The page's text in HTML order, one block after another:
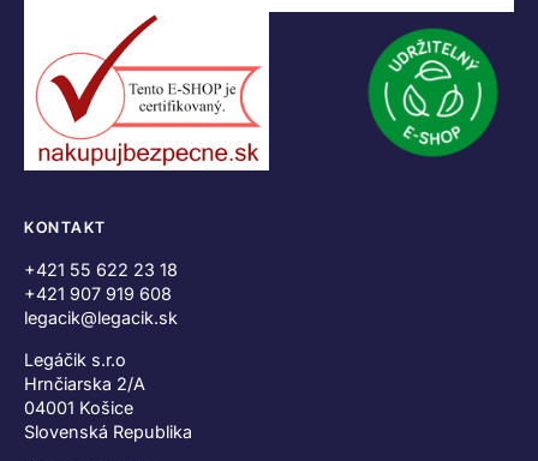
KONTAKT
+421 55 622 23 18
+421 907 919 608
legacik@legacik.sk
Legáčik s.r.o
Hrnčiarska 2/A
04001 Košice
Slovenská Republika